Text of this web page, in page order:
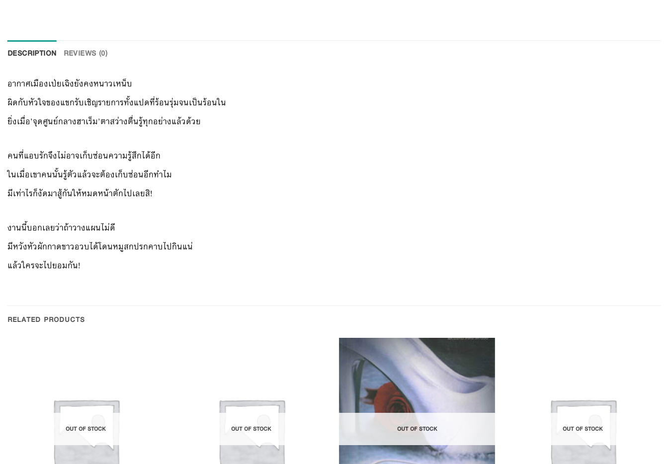
DESCRIPTION REVIEWS (0)
อากาศเมืองเป่ยเฉิงยังคงหนาวเหน็บ
ผิดกับหัวใจของแขกรับเชิญรายการทั้งแปดที่ร้อนรุ่มจนเป็นร้อนใน
ยิ่งเมื่อ’จุดศูนย์กลางฮาเร็ม’ตาสว่างตื่นรู้ทุกอย่างแล้วด้วย
คนที่แอบรักจึงไม่อาจเก็บซ่อนความรู้สึกได้อีก
ในเมื่อเขาคนนั้นรู้ตัวแล้วจะต้องเก็บซ่อนอีกทำไม
มีเท่าไรก็งัดมาสู้กันให้หมดหน้าตักไปเลยสิ!
งานนี้บอกเลยว่าถ้าวางแผนไม่ดี
มีหวังหัวผักกาดขาวอวบได้โดนหมูสกปรกคาบไปกินแน่
แล้วใครจะไปยอมกัน!
RELATED PRODUCTS
OUT OF STOCK OUT OF STOCK
Add to
OUT OF STOCK OUT OF STOCK